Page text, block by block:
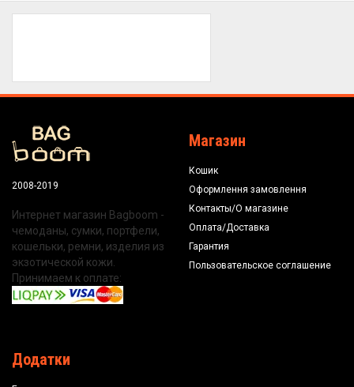
2008-2019
Интернет магазин Bagboom -
чемоданы, сумки, портфели,
кошельки, ремни, изделия из
экзотической кожи.
Принимаем к оплате:
Магазин
Кошик
Оформлення замовлення
Контакты/О магазине
Оплата/Доставка
Гарантия
Пользовательское соглашение
Додатки